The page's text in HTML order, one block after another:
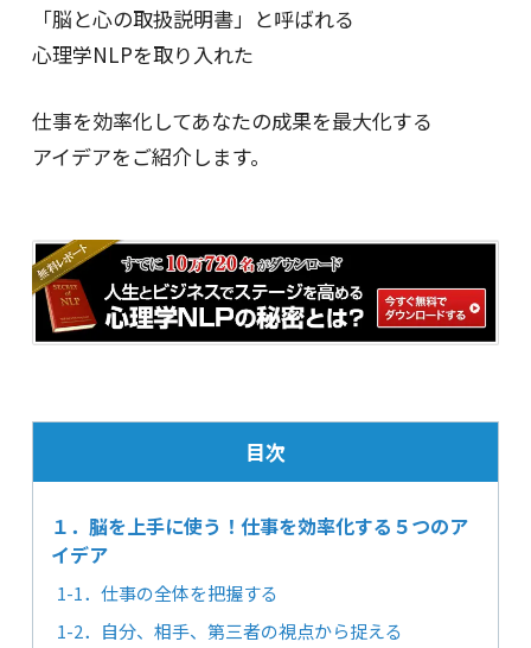
「脳と心の取扱説明書」と呼ばれる
心理学NLPを取り入れた
仕事を効率化してあなたの成果を最大化する
アイデアをご紹介します。
目次
１．脳を上手に使う！仕事を効率化する５つのア
イデア
1-1．仕事の全体を把握する
1-2．自分、相手、第三者の視点から捉える